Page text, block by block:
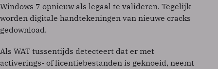
Windows 7 opnieuw als legaal te valideren. Tegelijk
worden digitale handtekeningen van nieuwe cracks
gedownload.
Als WAT tussentijds detecteert dat er met
activerings- of licentiebestanden is geknoeid, neemt